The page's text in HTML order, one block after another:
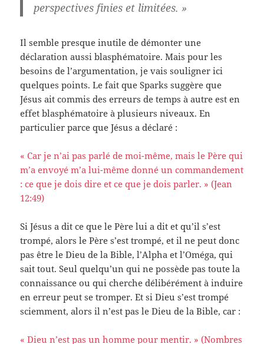
perspectives finies et limitées. »
Il semble presque inutile de démonter une
déclaration aussi blasphématoire. Mais pour les
besoins de l’argumentation, je vais souligner ici
quelques points. Le fait que Sparks suggère que
Jésus ait commis des erreurs de temps à autre est en
effet blasphématoire à plusieurs niveaux. En
particulier parce que Jésus a déclaré :
« Car je n’ai pas parlé de moi-même, mais le Père qui
m’a envoyé m’a lui-même donné un commandement
: ce que je dois dire et ce que je dois parler. » (Jean
12:49)
Si Jésus a dit ce que le Père lui a dit et qu’il s’est
trompé, alors le Père s’est trompé, et il ne peut donc
pas être le Dieu de la Bible, l’Alpha et l’Oméga, qui
sait tout. Seul quelqu’un qui ne possède pas toute la
connaissance ou qui cherche délibérément à induire
en erreur peut se tromper. Et si Dieu s’est trompé
sciemment, alors il n’est pas le Dieu de la Bible, car :
« Dieu n’est pas un homme pour mentir. » (Nombres